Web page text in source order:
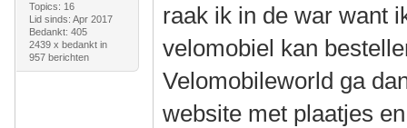
Topics: 16
Lid sinds: Apr 2017
Bedankt: 405
2439 x bedankt in
957 berichten
raak ik in de war want
velomobiel kan
Velomobileworld ga
website met plaatjes